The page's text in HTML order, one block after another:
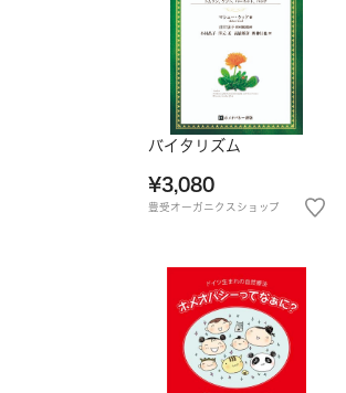
バイタリズム
¥3,080
豊受オーガニクスショップ